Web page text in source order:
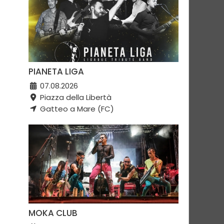
PIANETA LIGA
07.08.2026
Piazza della Libertà
Gatteo a Mare (FC)
MOKA CLUB